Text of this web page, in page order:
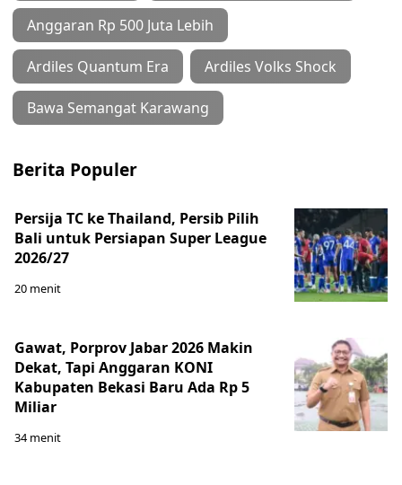
Anggaran Rp 500 Juta Lebih
Ardiles Quantum Era Ardiles Volks Shock
Bawa Semangat Karawang
Berita Populer
Persija TC ke Thailand, Persib Pilih
Bali untuk Persiapan Super League
2026/27
20 menit
Gawat, Porprov Jabar 2026 Makin
Dekat, Tapi Anggaran KONI
Kabupaten Bekasi Baru Ada Rp 5
Miliar
34 menit